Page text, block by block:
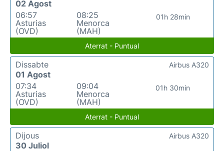
02 Agost
06:57
Asturias
(OVD)
08:25
Menorca
(MAH)
01h 28min
Aterrat - Puntual
Dissabte
01 Agost
07:34
Asturias
(OVD)
09:04
Menorca
(MAH)
01h 30min
Airbus A320
Aterrat - Puntual
Dijous
30 Juliol
Airbus A320